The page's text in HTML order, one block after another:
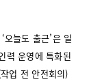
‘오늘도 출근’은 일
력 운영에 특화된
업 전 안전회의)